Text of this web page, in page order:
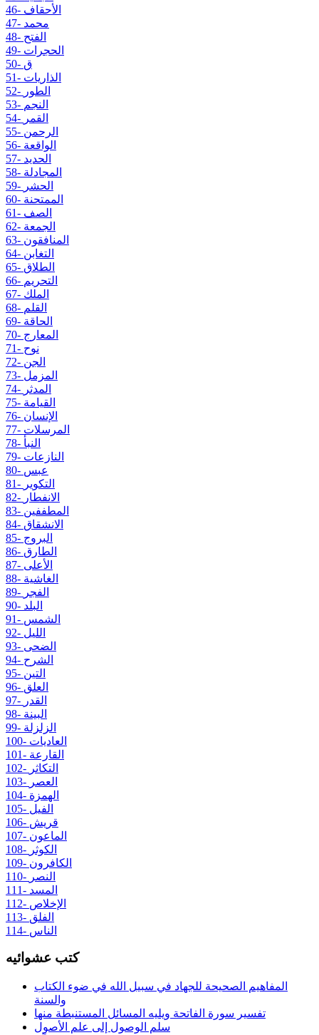
46- الأحقاف
47- محمد
48- الفتح
49- الحجرات
50- ق
51- الذاريات
52- الطور
53- النجم
54- القمر
55- الرحمن
56- الواقعة
57- الحديد
58- المجادلة
59- الحشر
60- الممتحنة
61- الصف
62- الجمعة
63- المنافقون
64- التغابن
65- الطلاق
66- التحريم
67- الملك
68- القلم
69- الحاقة
70- المعارج
71- نوح
72- الجن
73- المزمل
74- المدثر
75- القيامة
76- الإنسان
77- المرسلات
78- النبأ
79- النازعات
80- عبس
81- التكوير
82- الانفطار
83- المطففين
84- الانشقاق
85- البروج
86- الطارق
87- الأعلى
88- الغاشية
89- الفجر
90- البلد
91- الشمس
92- الليل
93- الضحى
94- الشرح
95- التين
96- العلق
97- القدر
98- البينة
99- الزلزلة
100- العاديات
101- القارعة
102- التكاثر
103- العصر
104- الهمزة
105- الفيل
106- قريش
107- الماعون
108- الكوثر
109- الكافرون
110- النصر
111- المسد
112- الإخلاص
113- الفلق
114- الناس
كتب عشوائيه
المفاهيم الصحيحة للجهاد في سبيل الله في ضوء الكتاب
والسنة
تفسير سورة الفاتحة ويليه المسائل المستنبطة منها
سلم الوصول إلى علم الأصول